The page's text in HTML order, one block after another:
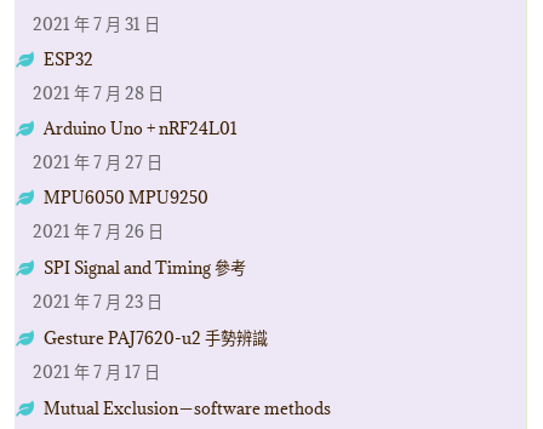
2021 年 7 月 31 日
ESP32
2021 年 7 月 28 日
Arduino Uno + nRF24L01
2021 年 7 月 27 日
MPU6050 MPU9250
2021 年 7 月 26 日
SPI Signal and Timing 參考
2021 年 7 月 23 日
Gesture PAJ7620-u2 手勢辨識
2021 年 7 月 17 日
Mutual Exclusion－software methods